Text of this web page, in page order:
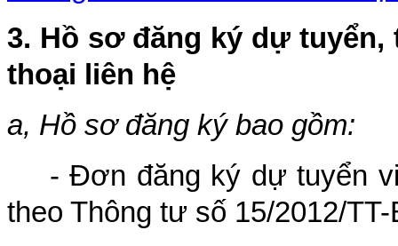
3. Hồ sơ đăng ký dự
thoại liên hệ
a, Hồ sơ đăng ký bao gồm:
- Đơn đăng ký dự tuyển
theo Thông tư số 15/2012/